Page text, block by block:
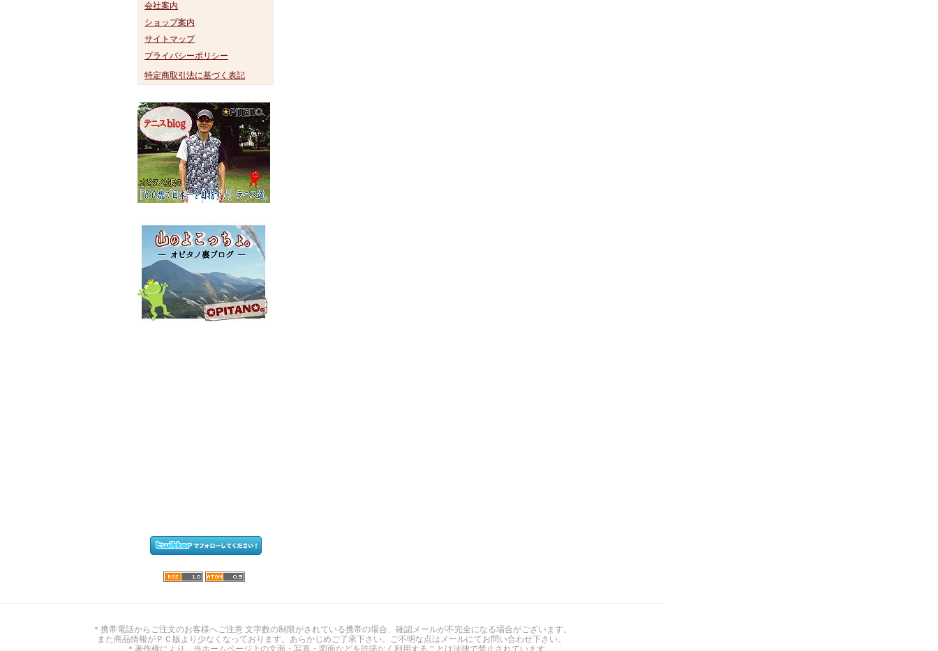
会社案内
ショップ案内
サイトマップ
プライバシーポリシー
特定商取引法に基づく表記
＊携帯電話からご注文のお客様へご注意 文字数の制限がされている携帯の場合、確認メールが不完全になる場合がございます。
また商品情報がＰＣ版より少なくなっております。あらかじめご了承下さい。ご不明な点はメールにてお問い合わせ下さい。
＊著作権により、当ホームページ上の文面・写真・図面などを許諾なく利用することは法律で禁止されています。